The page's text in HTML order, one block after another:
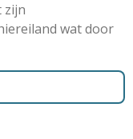
zijn
wat door